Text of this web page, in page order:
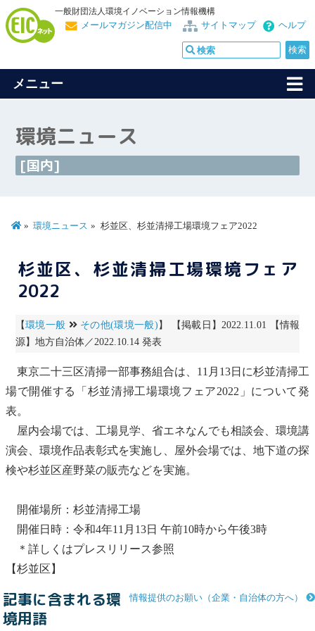
一般財団法人環境イノベーション情報機構
ヘルプ
サイトマップ
メールマガジン配信中
メニュー
環境ニュース
[国内]
環境ニュース 杉並区、杉並清掃工場環境フェア2022
杉並区、杉並清掃工場環境フェア
2022
【環境一般 その他(環境一般) 】 【掲載日】2022.11.01 【情報
源】地方自治体／2022.10.14 発表
東京二十三区清掃一部事務組合は、11月13日に杉並清掃工
場で開催する「杉並清掃工場環境フェア2022」について発
表。
屋内会場では、工場見学、省エネなんでも相談会、環境講
演会、環境作品表彰式を実施し、屋外会場では、地下道の探
検や杉並区産野菜の販売などを実施。
開催場所：杉並清掃工場
開催日時：令和4年11月13日 午前10時から午後3時
＊詳しくはプレスリリース参照
【杉並区】
情報提供のお願い（企業・自治体の方へ）
記事に含まれる環
境用語